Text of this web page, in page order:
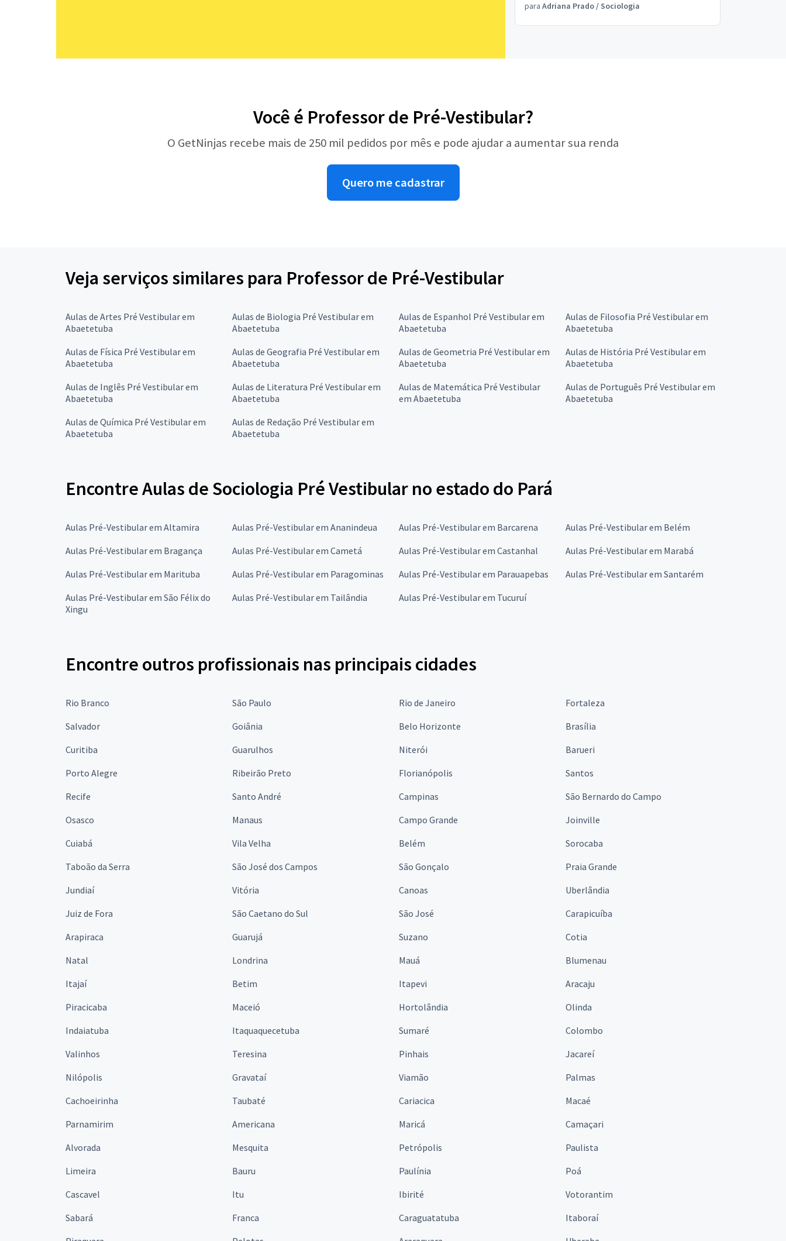
para Adriana Prado/Sociologia
Você é Professor de Pré-Vestibular?
O GetNinjas recebe mais de 250 mil pedidos por mês e pode ajudar a aumentar sua renda
Quero me cadastrar
Veja serviços similares para Professor de Pré-Vestibular
Aulas de Artes Pré Vestibular em
Abaetetuba
Aulas de Biologia Pré Vestibular em
Abaetetuba
Aulas de Espanhol Pré Vestibular em
Abaetetuba
Aulas de Filosofia Pré Vestibular em
Abaetetuba
Aulas de Física Pré Vestibular em
Abaetetuba
Aulas de Geografia Pré Vestibular em
Abaetetuba
Aulas de Geometria Pré Vestibular em
Abaetetuba
Aulas de História Pré Vestibular em
Abaetetuba
Aulas de Inglês Pré Vestibular em
Abaetetuba
Aulas de Literatura Pré Vestibular em
Abaetetuba
Aulas de Matemática Pré Vestibular
em Abaetetuba
Aulas de Português Pré Vestibular em
Abaetetuba
Aulas de Química Pré Vestibular em
Abaetetuba
Aulas de Redação Pré Vestibular em
Abaetetuba
Encontre Aulas de Sociologia Pré Vestibular no estado do Pará
Aulas Pré-Vestibular em Altamira Aulas Pré-Vestibular em Ananindeua Aulas Pré-Vestibular em Barcarena
Aulas Pré-Vestibular em Belém
Aulas Pré-Vestibular em Bragança
Aulas Pré-Vestibular em Cametá Aulas Pré-Vestibular em Castanhal
Aulas Pré-Vestibular em Marabá
Aulas Pré-Vestibular em Marituba
Aulas Pré-Vestibular em Paragominas Aulas Pré-Vestibular em Parauapebas
Aulas Pré-Vestibular em Santarém
Aulas Pré-Vestibular em São Félix do
Xingu
Aulas Pré-Vestibular em Tailândia Aulas Pré-Vestibular em Tucuruí
Encontre outros profissionais nas principais cidades
Rio Branco São Paulo Rio de Janeiro
Fortaleza
Salvador
Goiânia Belo Horizonte
Brasília
Curitiba
Guarulhos Niterói
Barueri
Porto Alegre
Ribeirão Preto Florianópolis
Santos
Recife
Santo André Campinas
São Bernardo do Campo
Osasco
Manaus Campo Grande
Joinville
Cuiabá
Vila Velha Belém
Sorocaba
Taboão da Serra
São José dos Campos São Gonçalo
Praia Grande
Jundiaí
Vitória Canoas
Uberlândia
Juiz de Fora
São Caetano do Sul São José
Carapicuíba
Arapiraca
Guarujá Suzano
Cotia
Natal
Londrina Mauá
Blumenau
Itajaí
Betim Itapevi
Aracaju
Piracicaba
Maceió Hortolândia
Olinda
Indaiatuba
Itaquaquecetuba Sumaré
Colombo
Valinhos
Teresina Pinhais
Jacareí
Nilópolis
Gravataí Viamão
Palmas
Cachoeirinha
Taubaté Cariacica
Macaé
Parnamirim
Americana Maricá
Camaçari
Alvorada
Mesquita Petrópolis
Paulista
Limeira
Bauru Paulínia
Poá
Cascavel
Itu Ibirité
Votorantim
Sabará
Franca Caraguatatuba
Itaboraí